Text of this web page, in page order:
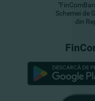
Schemei de
din